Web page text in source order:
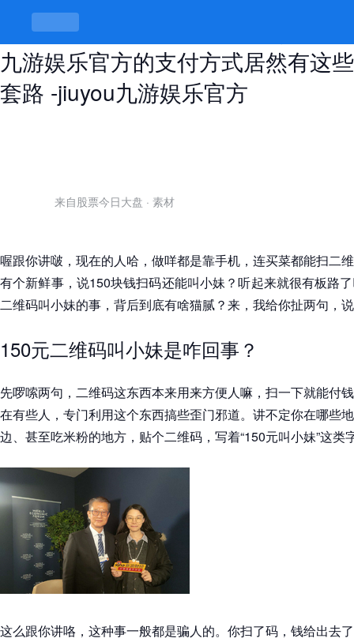
150元二维码叫小妹靠谱吗，jiuyou
九游娱乐官方的支付方式居然有这些
套路 -jiuyou九游娱乐官方
来自股票今日大盘 · 素材
喔跟你讲啵，现在的人哈，做咩都是靠手机，连买菜都能扫二
有个新鲜事，说150块钱扫码还能叫小妹？听起来就很有板路
二维码叫小妹的事，背后到底有啥猫腻？来，我给你扯两句，
150元二维码叫小妹是咋回事？
先啰嗦两句，二维码这东西本来用来方便人嘛，扫一下就能付
在有些人，专门利用这个东西搞些歪门邪道。讲不定你在哪些
边、甚至吃米粉的地方，贴个二维码，写着“150元叫小妹”这类
这么跟你讲咯，这种事一般都是骗人的。你扫了码，钱给出去